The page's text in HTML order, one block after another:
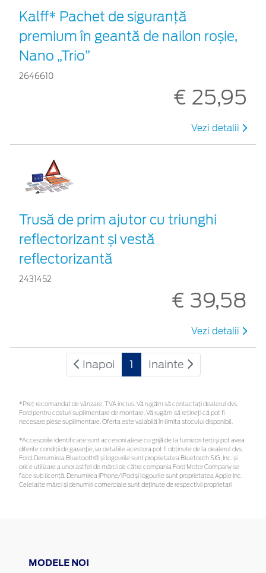
Kalff* Pachet de siguranţă
premium în geantă de nailon roșie,
Nano „Trio”
2646610
€ 25,95
Vezi detalii
Trusă de prim ajutor cu triunghi
reflectorizant și vestă
reflectorizantă
2431452
€ 39,58
Vezi detalii
Inapoi 1 Inainte
*Preţ recomandat de vânzare, TVA inclus. Vă rugăm să contactaţi dealerul dvs.
Ford pentru costuri suplimentare de montare. Vă rugăm să rețineți că pot fi
necesare piese suplimentare. Oferta este valabilă în limita stocului disponibil.
*Accesoriile identificate sunt accesorii alese cu grijă de la furnizori terți și pot avea
diferite condiții de garanție, iar detaliile acestora pot fi obținute de la dealerul dvs.
Ford. Denumirea Bluetooth® și logourile sunt proprietatea Bluetooth SIG, Inc. și
orice utilizare a unor astfel de mărci de către compania Ford Motor Company se
face sub licență. Denumirea iPhone/iPod și logourile sunt proprietatea Apple Inc.
Celelalte mărci și denumiri comerciale sunt deținute de respectivii proprietari
MODELE NOI